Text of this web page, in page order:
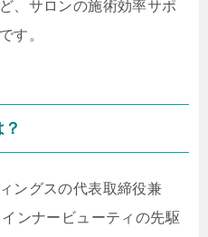
、サロンの施術効率サポ
す。
ングスの代表取締役兼
ンナービューティの先駆